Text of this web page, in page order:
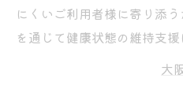
にくいご利用者様に寄り添
を通じて健康状態の維持支援
大